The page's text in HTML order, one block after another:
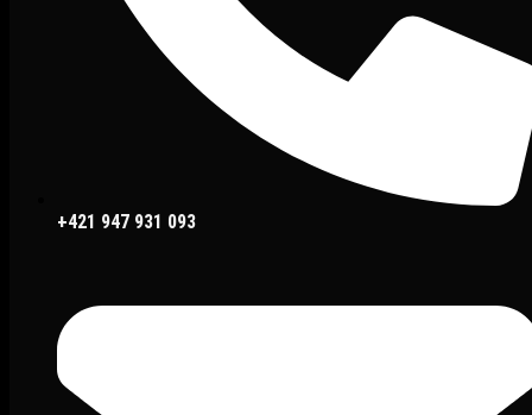
+421 947 931 093